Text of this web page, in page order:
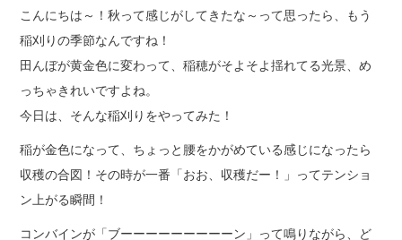
こんにちは～！秋って感じがしてきたな～って思ったら、もう
稲刈りの季節なんですね！
田んぼが黄金色に変わって、稲穂がそよそよ揺れてる光景、め
っちゃきれいですよね。
今日は、そんな稲刈りをやってみた！
稲が金色になって、ちょっと腰をかがめている感じになったら
収穫の合図！その時が一番「おお、収穫だー！」ってテンショ
ン上がる瞬間！
コンバインが「ブーーーーーーーーーン」って鳴りながら、ど